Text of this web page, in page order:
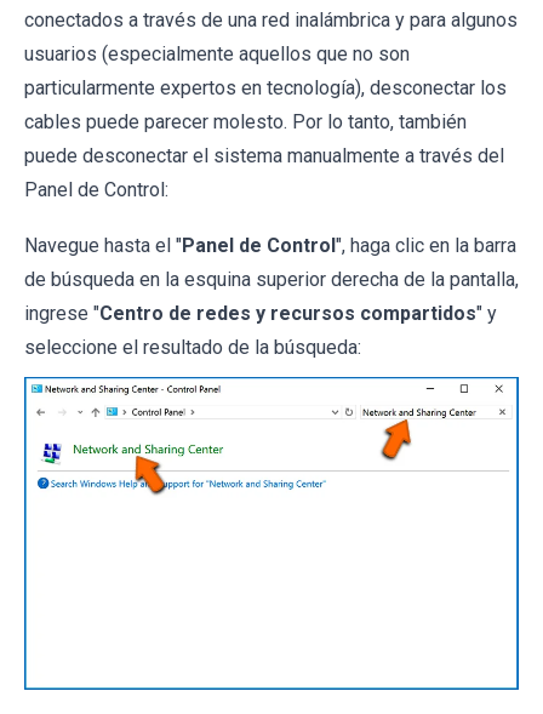
conectados a través de una red inalámbrica y para algunos
usuarios (especialmente aquellos que no son
particularmente expertos en tecnología), desconectar los
cables puede parecer molesto. Por lo tanto, también
puede desconectar el sistema manualmente a través del
Panel de Control:
Navegue hasta el "Panel de Control ", haga clic en la barra
de búsqueda en la esquina superior derecha de la pantalla,
ingrese "Centro de redes y recursos compartidos" y
seleccione el resultado de la búsqueda: